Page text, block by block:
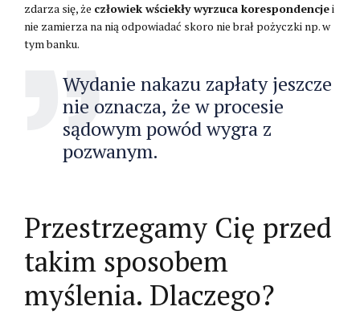
zdarza się, że człowiek wściekły wyrzuca korespondencjei
nie zamierza na nią odpowiadać skoro nie brał pożyczki np. w
tym banku.
Wydanie nakazu zapłaty jeszcze
nie oznacza, że w procesie
sądowym powód wygra z
pozwanym.
Przestrzegamy Cię przed
takim sposobem
myślenia. Dlaczego?